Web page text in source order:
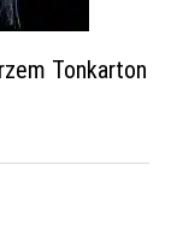
Tonkarton